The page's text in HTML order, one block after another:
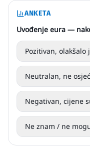
ANKETA
Uvođenje eura —
Pozitivan,
Neutralan, ne
Negativan, cijene
Ne znam / ne